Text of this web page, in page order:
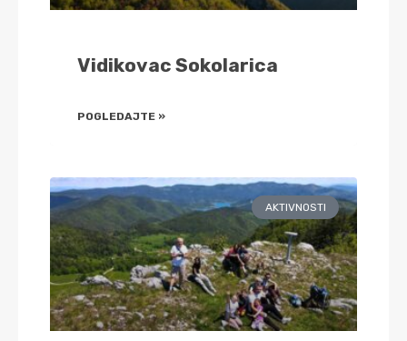
Vidikovac Sokolarica
POGLEDAJTE »
AKTIVNOSTI